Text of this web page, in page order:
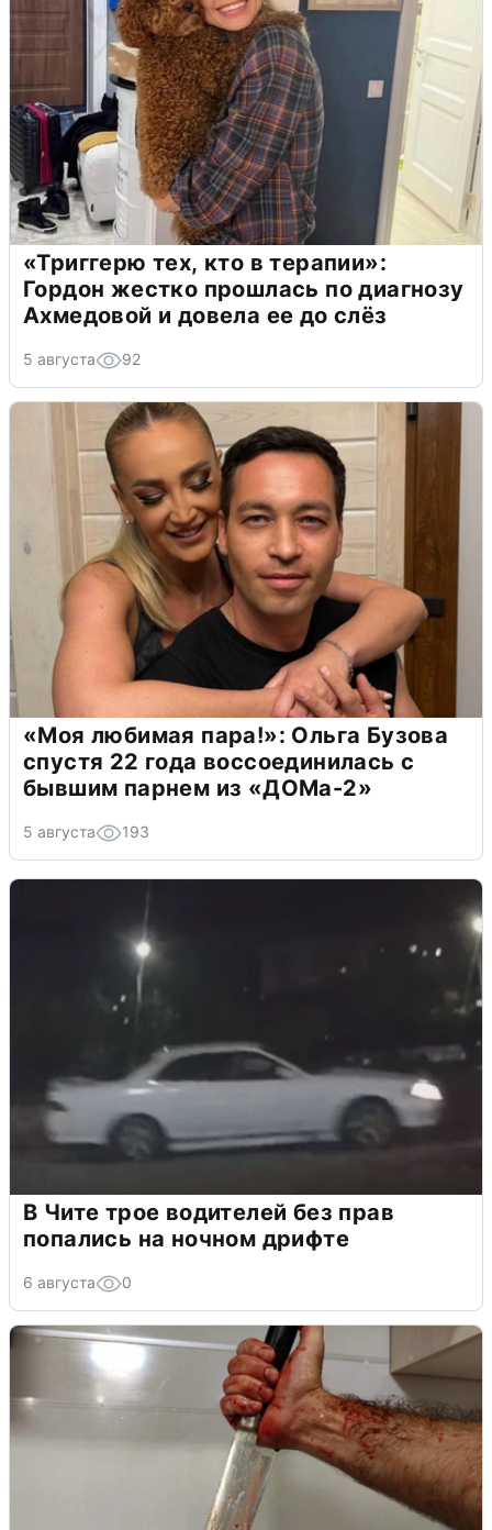
«Триггерю тех, кто в терапии»:
Гордон жестко прошлась по диагнозу
Ахмедовой и довела ее до слёз
5 августа 92
«Моя любимая пара!»: Ольга Бузова
спустя 22 года воссоединилась с
бывшим парнем из «ДОМа-2»
5 августа 193
В Чите трое водителей без прав
попались на ночном дрифте
6 августа 0